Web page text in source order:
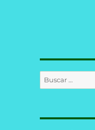
Buscar
por: